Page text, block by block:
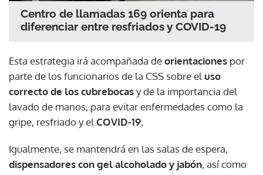
Centro de llamadas 169 orienta para
diferenciar entre resfriados y COVID-19
Esta estrategia irá acompañada deorientaciones por
parte de los funcionarios de la CSS sobre eluso
correcto de los cubrebocasy de la importancia del
lavado de manos, para evitar enfermedades como la
gripe, resfriado y elCOVID-19.
Igualmente, se mantendrá en las salas de espera,
dispensadores con gel alcoholado y jabón, así como